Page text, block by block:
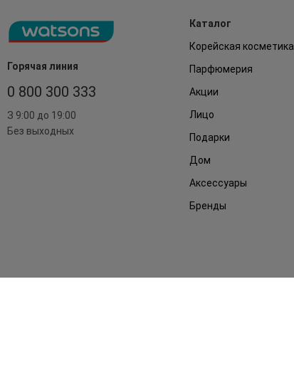
Горячая линия
0 800 300 333
З 9:00 до 19:00
Без выходных
Каталог
Корейская косметика
Парфюмерия
Акции
Лицо
Подарки
Дом
Аксессуары
Бренды